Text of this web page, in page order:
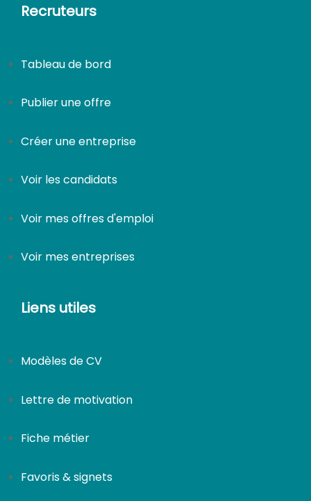
Recruteurs
Tableau de bord
Publier une offre
Créer une entreprise
Voir les candidats
Voir mes offres d'emploi
Voir mes entreprises
Liens utiles
Modèles de CV
Lettre de motivation
Fiche métier
Favoris & signets